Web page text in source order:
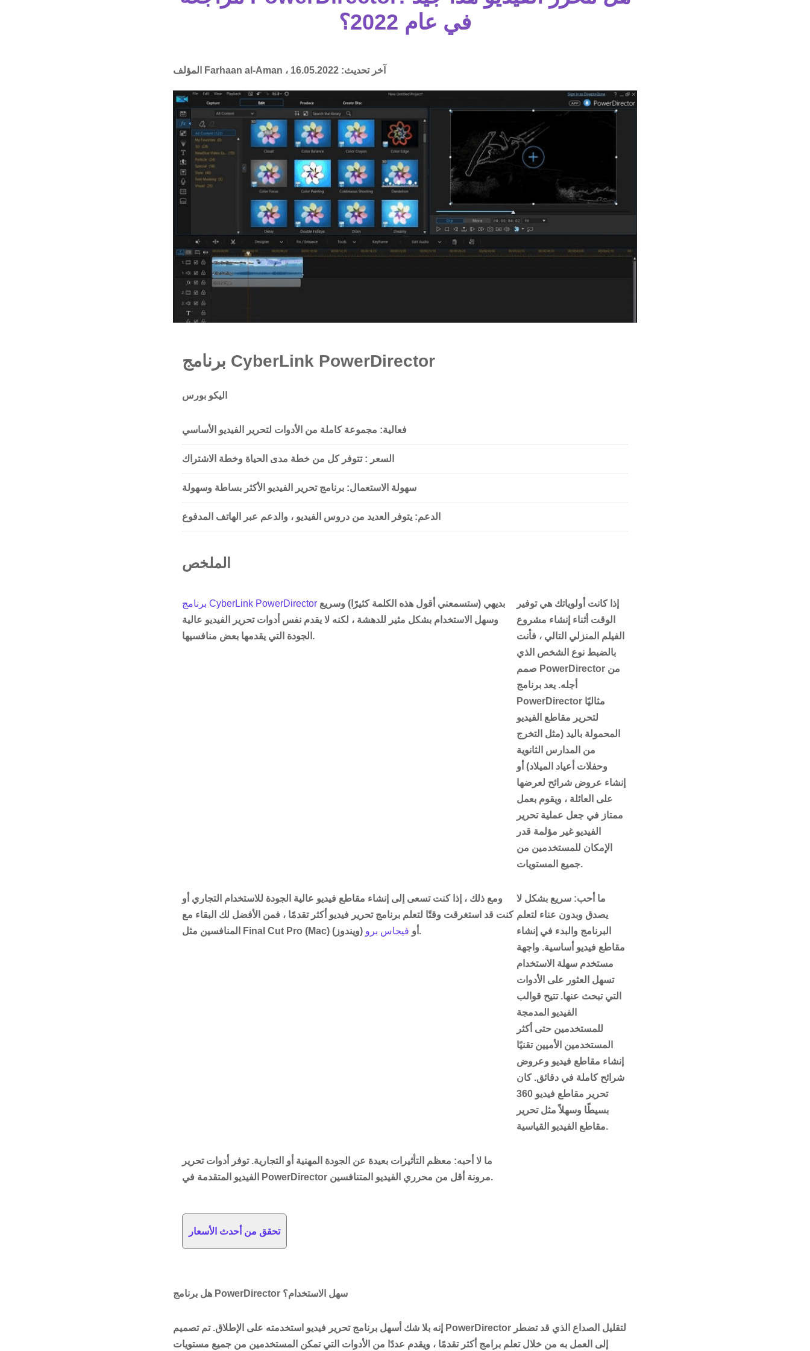
في عام 2022؟
Farhaan al-Aman ، آخر تحديث: 16.05.2022
برنامج CyberLink PowerDirector
اليكو بورس
فعالية: مجموعة كاملة من الأدوات لتحرير الفيديو الأساسي
السعر : تتوفر كل من خطة مدى الحياة وخطة الاشتراك
سهولة الاستعمال: برنامج تحرير الفيديو الأكثر بساطة وسهولة
الدعم: يتوفر العديد من دروس الفيديو ، والدعم عبر الهاتف المدفوع
الملخص
برنامج CyberLink PowerDirector
وسهل الاستخدام بشكل مثير للدهشة ، لكنه لا يقدم نفس أدوات تحرير الفيديو عالية
الجودة التي يقدمها بعض منافسيها.
إذا كانت أولوياتك هي توفير
الوقت أثناء إنشاء مشروع
الفيلم المنزلي التالي ، فأنت
بالضبط نوع الشخص الذي
صمم PowerDirector من
أجله. يعد برنامج
PowerDirector مثاليًا
لتحرير مقاطع الفيديو
المحمولة باليد (مثل التخرج
من المدارس الثانوية
وحفلات أعياد الميلاد) أو
إنشاء عروض شرائح لعرضها
على العائلة ، ويقوم بعمل
ممتاز في جعل عملية تحرير
الفيديو غير مؤلمة قدر
الإمكان للمستخدمين من
جميع المستويات.
ومع ذلك ، إذا كنت تسعى إلى إنشاء مقاطع فيديو عالية الجودة للاستخدام التجاري أو
كنت قد استغرقت وقتًا لتعلم برنامج تحرير فيديو أكثر تقدمًا ، فمن الأفضل لك البقاء مع
المنافسين مثل Final Cut Pro (Mac) أو فيجاس برو (ويندوز).
ما أحب: سريع بشكل لا
يصدق وبدون عناء لتعلم
البرنامج والبدء في إنشاء
مقاطع فيديو أساسية. واجهة
مستخدم سهلة الاستخدام
تسهل العثور على الأدوات
التي تبحث عنها. تتيح قوالب
الفيديو المدمجة
للمستخدمين حتى أكثر
المستخدمين الأميين تقنيًا
إنشاء مقاطع فيديو وعروض
شرائح كاملة في دقائق. كان
تحرير مقاطع فيديو 360
بسيطًا وسهلاً مثل تحرير
مقاطع الفيديو القياسية.
ما لا أحبه: معظم التأثيرات بعيدة عن الجودة المهنية أو التجارية. توفر أدوات تحرير
الفيديو المتقدمة في PowerDirector مرونة أقل من محرري الفيديو المتنافسين.
تحقق من أحدث الأسعار
هل برنامج PowerDirector سهل الاستخدام؟
إنه بلا شك أسهل برنامج تحرير فيديو استخدمته على الإطلاق. تم تصميم PowerDirector لتقليل الصداع الذي قد تضطر
إلى العمل به من خلال تعلم برامج أكثر تقدمًا ، ويقدم عددًا من الأدوات التي تمكن المستخدمين من جميع مستويات